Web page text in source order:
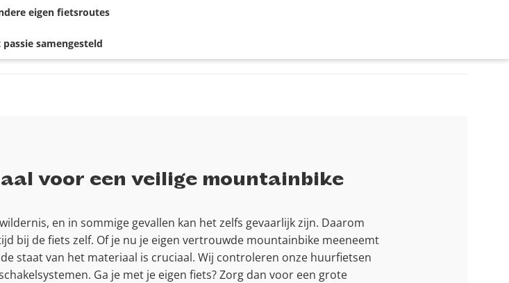
eigen fietsroutes
passie samengesteld
voor een veilige mountainbike
en in sommige gevallen kan het zelfs gevaarlijk zijn. Daarom
bij de fiets zelf. Of je nu je eigen vertrouwde mountainbike meeneemt
staat van het materiaal is cruciaal. Wij controleren onze huurfietsen
Ga je met je eigen fiets? Zorg dan voor een grote